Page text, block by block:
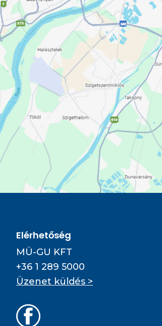
Elérhetőség
MÜ-GU KFT
+36 1 289 5000
Üzenet küldés >